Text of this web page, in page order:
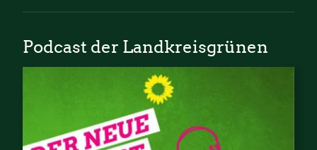
Podcast der Landkreisgrünen